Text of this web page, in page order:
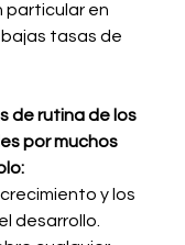
particular en
tasas de
de rutina de los
por muchos
y los
desarrollo.